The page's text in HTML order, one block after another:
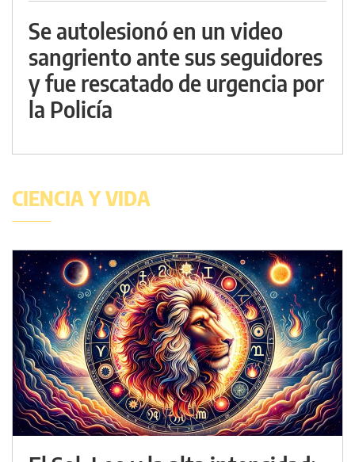
Se autolesionó en un video
sangriento ante sus seguidores
y fue rescatado de urgencia por
la Policía
CIENCIA Y VIDA